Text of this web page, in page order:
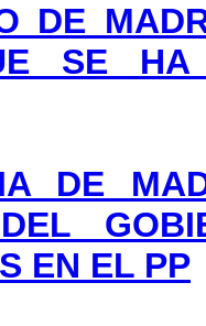
DE
SE HA
DE
DEL
EN EL PP